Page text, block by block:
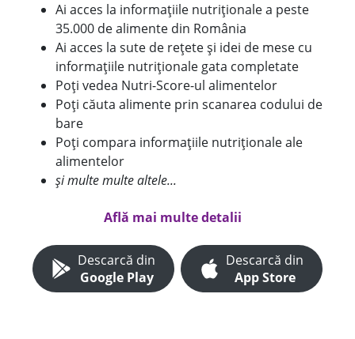
Ai acces la informațiile nutriționale a peste
35.000 de alimente din România
Ai acces la sute de rețete și idei de mese cu
informațiile nutriționale gata completate
Poți vedea Nutri-Score-ul alimentelor
Poți căuta alimente prin scanarea codului de
bare
Poți compara informațiile nutriționale ale
alimentelor
și multe multe altele...
Află mai multe detalii
Descarcă din
Google Play
Descarcă din
App Store